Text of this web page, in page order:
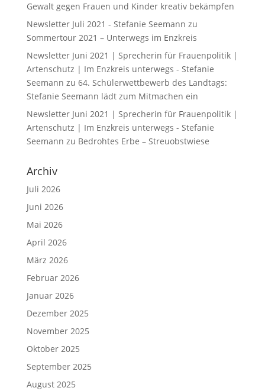
Gewalt gegen Frauen und Kinder kreativ bekämpfen
Newsletter Juli 2021 - Stefanie Seemann zu
Sommertour 2021 – Unterwegs im Enzkreis
Newsletter Juni 2021 | Sprecherin für Frauenpolitik |
Artenschutz | Im Enzkreis unterwegs - Stefanie
Seemann zu 64. Schülerwettbewerb des Landtags:
Stefanie Seemann lädt zum Mitmachen ein
Newsletter Juni 2021 | Sprecherin für Frauenpolitik |
Artenschutz | Im Enzkreis unterwegs - Stefanie
Seemann zu Bedrohtes Erbe – Streuobstwiese
Archiv
Juli 2026
Juni 2026
Mai 2026
April 2026
März 2026
Februar 2026
Januar 2026
Dezember 2025
November 2025
Oktober 2025
September 2025
August 2025